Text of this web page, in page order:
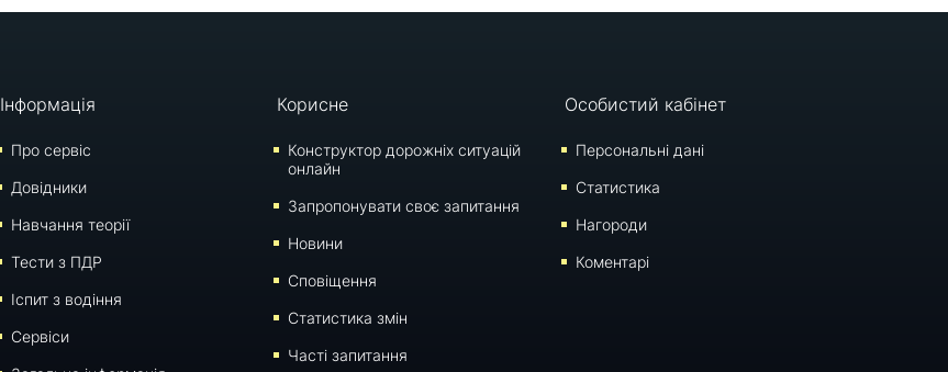
Інформація
Про сервіс
Довідники
Навчання теорії
Тести з ПДР
Iспит з водіння
Сервіси
Корисне
Конструктор дорожніх ситуацій
онлайн
Запропонувати своє запитання
Новини
Сповіщення
Статистика змін
Часті запитання
Особистий кабінет
Персональні дані
Статистика
Нагороди
Коментарі